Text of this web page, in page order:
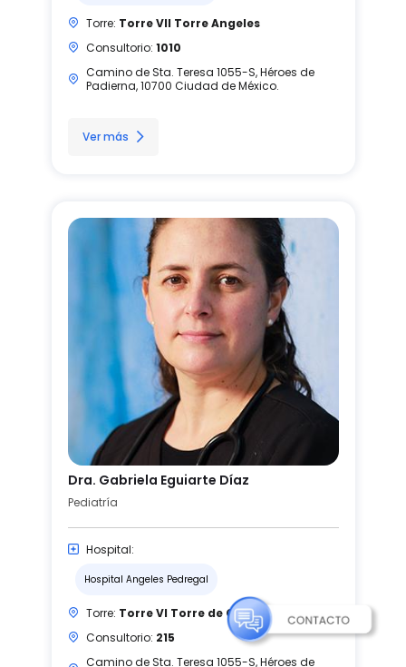
Torre: Torre VII Torre Angeles
Consultorio: 1010
Camino de Sta. Teresa 1055-S, Héroes de
Padierna, 10700 Ciudad de México.
Ver más
Dra. Gabriela Eguiarte Díaz
Pediatría
Hospital:
Hospital Angeles Pedregal
Torre: Torre VI Torre de Consultorios
Consultorio: 215
Camino de Sta. Teresa 1055-S, Héroes de